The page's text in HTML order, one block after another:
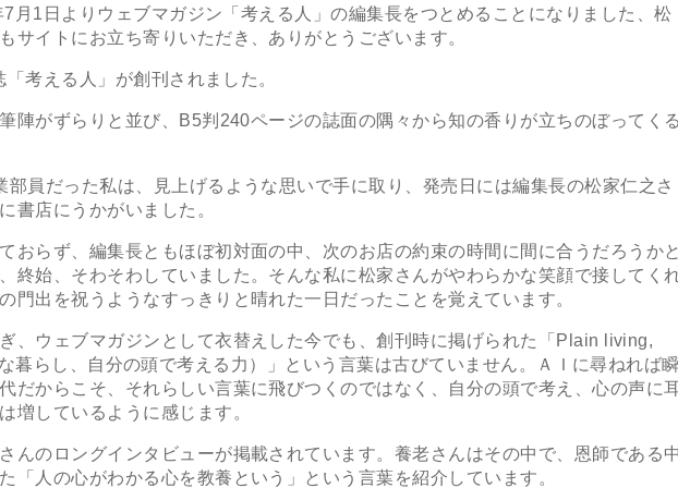
1日よりウェブマガジン「考える人」の編集長をつとめることになりました、松
サイトにお立ち寄りいただき、ありがとうございます。
考える人」が創刊されました。
陣がずらりと並び、B5判240ページの誌面の隅々から知の香りが立ちのぼってく
員だった私は、見上げるような思いで手に取り、発売日には編集長の松家仁之さ
書店にうかがいました。
おらず、編集長ともほぼ初対面の中、次のお店の約束の時間に間に合うだろうか
終始、そわそわしていました。そんな私に松家さんがやわらかな笑顔で接してく
門出を祝うようなすっきりと晴れた一日だったことを覚えています。
、ウェブマガジンとして衣替えした今でも、創刊時に掲げられた「Plain living,
暮らし、自分の頭で考える力）」という言葉は古びていません。ＡＩに尋ねれば
だからこそ、それらしい言葉に飛びつくのではなく、自分の頭で考え、心の声に
増しているように感じます。
んのロングインタビューが掲載されています。養老さんはその中で、恩師である
「人の心がわかる心を教養という」という言葉を紹介しています。